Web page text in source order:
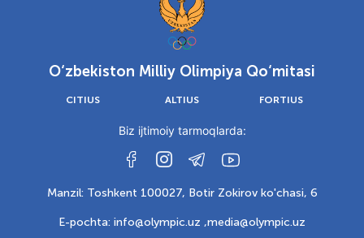
O‘zbekiston Milliy Olimpiya Qo‘mitasi
CITIUS ALTIUS FORTIUS
Biz ijtimoiy tarmoqlarda:
Manzil: Toshkent 100027, Botir Zokirov ko'chasi, 6
E-pochta: info@olympic.uz ,media@olympic.uz